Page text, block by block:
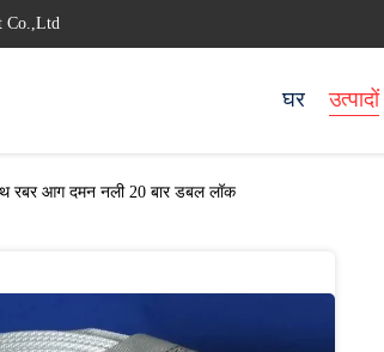
Co.,Ltd
घर उत्पादों
रबर आग दमन नली 20 बार डबल लॉक